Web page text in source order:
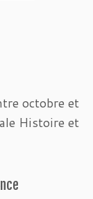
octobre et
Histoire et